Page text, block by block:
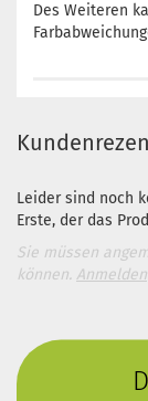
Des Weiteren
Leider sind noch
Erste, der das
Sie müssen
können. Anmelden